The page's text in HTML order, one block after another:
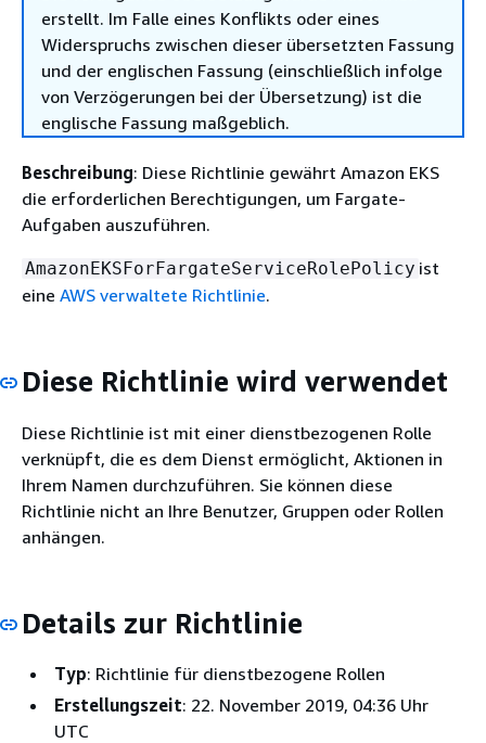
erstellt. Im Falle eines Konflikts oder eines
Widerspruchs zwischen dieser übersetzten Fassung
und der englischen Fassung (einschließlich infolge
von Verzögerungen bei der Übersetzung) ist die
englische Fassung maßgeblich.
Beschreibung: Diese Richtlinie gewährt Amazon EKS
die erforderlichen Berechtigungen, um Fargate-
Aufgaben auszuführen.
AmazonEKSForFargateServiceRolePolicy ist
eine AWS verwaltete Richtlinie.
Diese Richtlinie wird verwendet
Diese Richtlinie ist mit einer dienstbezogenen Rolle
verknüpft, die es dem Dienst ermöglicht, Aktionen in
Ihrem Namen durchzuführen. Sie können diese
Richtlinie nicht an Ihre Benutzer, Gruppen oder Rollen
anhängen.
Details zur Richtlinie
Typ: Richtlinie für dienstbezogene Rollen
Erstellungszeit: 22. November 2019, 04:36 Uhr
UTC